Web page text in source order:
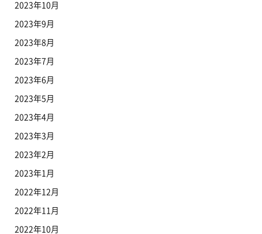
2023年10月
2023年9月
2023年8月
2023年7月
2023年6月
2023年5月
2023年4月
2023年3月
2023年2月
2023年1月
2022年12月
2022年11月
2022年10月